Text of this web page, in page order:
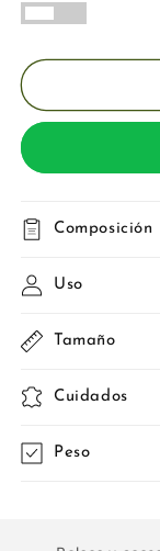
Composición
Uso
Tamaño
Cuidados
Peso